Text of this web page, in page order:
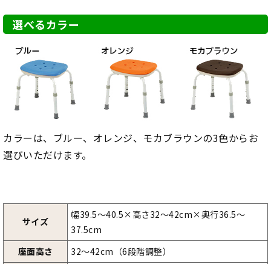
選べるカラー
カラーは、ブルー、オレンジ、モカブラウンの3色からお
選びいただけます。
サイズ
幅39.5～40.5×高さ32～42cm×奥行36.5～
37.5cm
座面高さ
32～42cm（6段階調整）